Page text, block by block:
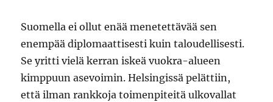
Suomella ei ollut enää menetettävää sen
enempää diplomaattisesti kuin taloudellisesti.
Se yritti vielä kerran iskeä vuokra-alueen
kimppuun asevoimin. Helsingissä pelättiin,
että ilman rankkoja toimenpiteitä ulkovallat